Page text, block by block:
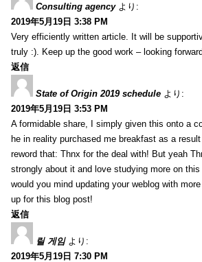
Consulting agency より:
2019年5月19日 3:38 PM
Very efficiently written article. It will be
truly :). Keep up the good work – looking
返信
State of Origin 2019 schedule より:
2019年5月19日 3:53 PM
A formidable share, I simply given this onto a
he in reality purchased me breakfast as a
reword that: Thnx for the deal with! But yeah
strongly about it and love studying more on
would you mind updating your weblog with
up for this blog post!
返信
릴 게임 より:
2019年5月19日 7:30 PM